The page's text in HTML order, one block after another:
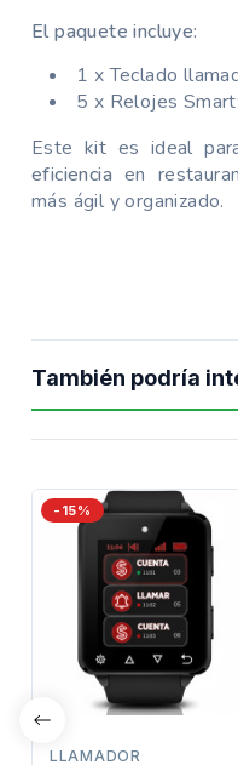
El paquete incluye:
1 x Teclado
5 x Relojes
Este kit es ideal
eficiencia en
más ágil y organizado.
También podría
-15%
LLAMADOR